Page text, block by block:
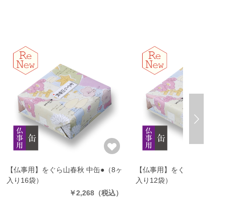
【仏事用】をぐら山春秋 中缶● （8ヶ
入り16袋）
￥2,268 （税込）
【仏事用】をぐら山春秋 小缶●
入り12袋）